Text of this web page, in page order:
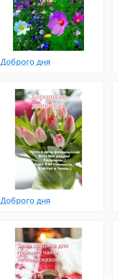
Доброго дня
Доброго дня